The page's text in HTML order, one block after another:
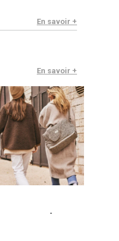
En savoir +
En savoir +
-